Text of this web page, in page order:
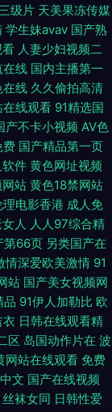
看亚毛 青娱乐超碰
频网址 91少妇福利
久草国产福利视频
频网站 欧美成人一
女同中文字幕 影视先
页专区 午夜久草资
级片 天美果冻传媒
学生妹avav 国产熟
人妻少妇视频二
在线 国内主播第一
在线 久久偷拍高清
在线观看 91精选国
产不卡小视频 AV色
费 国产精品第一页
件 黄色网址视频
站 黄色18禁网站
理电影香港 成人免
人 人人97综合精
第66页 另类国产在
情深爱欧美激情 91
站 国产美女视频网
品 91伊人加勒比 欧
衣 日韩在线观看精
区 岛国动作片在 波
网站在线观看 免费
文 国产在线视频
丝袜女同 日韩性爱